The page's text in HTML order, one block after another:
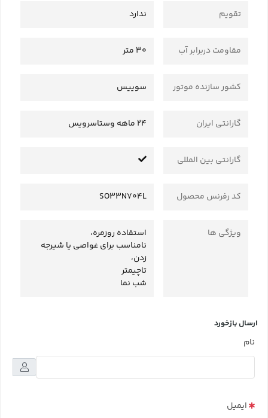
تقویم ندارد
مقاومت دربرابر آب 30 متر
کشور سازنده موتور سوییس
گارانتی ایران 24 ماهه وستاسرویس
گارانتی بین المللی
کد رفرنس محصول SO33N704L
ویژگی ها
استفاده روزمره،
نامناسب برای غواصی یا شیرجه
زدن،
تاچیمتر
شب نما
ارسال بازخورد
نام
ایمیل